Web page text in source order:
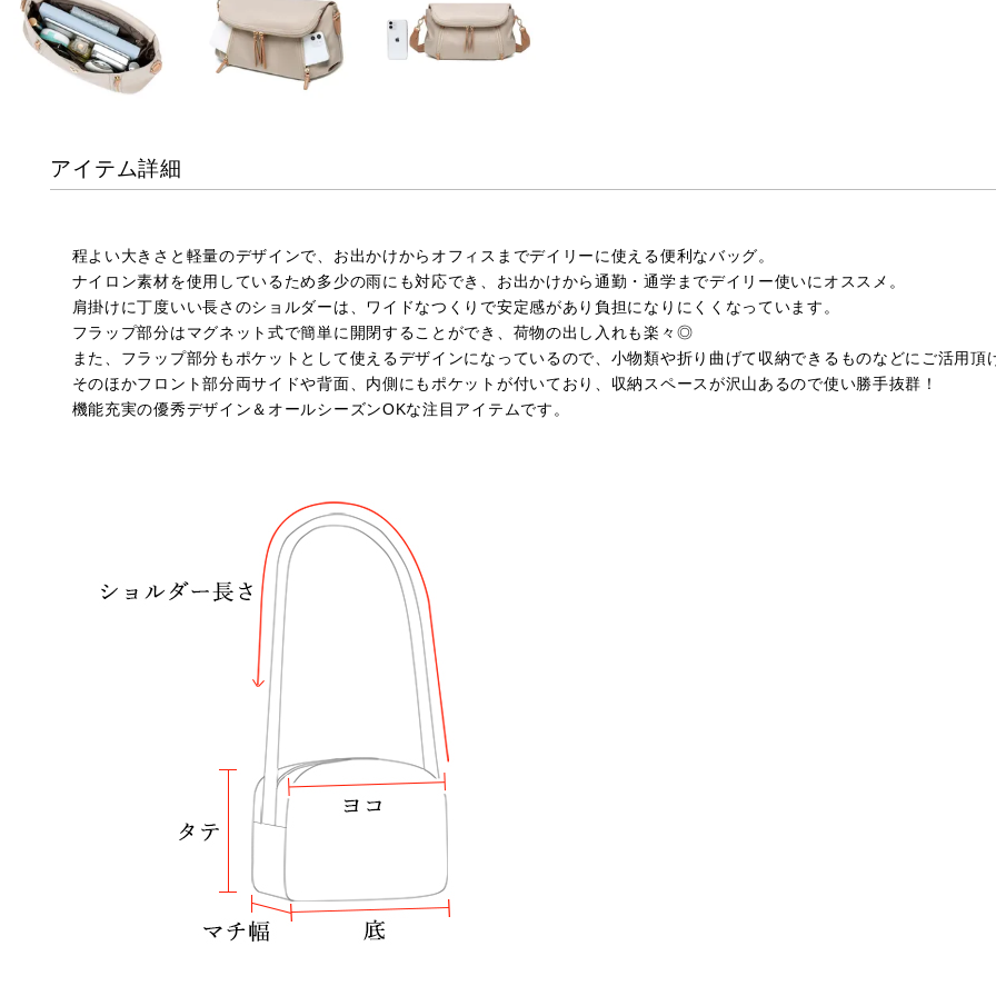
アイテム詳細
程よい大きさと軽量のデザインで、お出かけからオフィスまでデイリーに使える便利なバッグ。
ナイロン素材を使用しているため多少の雨にも対応でき、お出かけから通勤・通学までデイリー使いにオススメ。
肩掛けに丁度いい長さのショルダーは、ワイドなつくりで安定感があり負担になりにくくなっています。
フラップ部分はマグネット式で簡単に開閉することができ、荷物の出し入れも楽々◎
また、フラップ部分もポケットとして使えるデザインになっているので、小物類や折り曲げて収納できるものなどにご活用頂
そのほかフロント部分両サイドや背面、内側にもポケットが付いており、収納スペースが沢山あるので使い勝手抜群！
機能充実の優秀デザイン＆オールシーズンOKな注目アイテムです。